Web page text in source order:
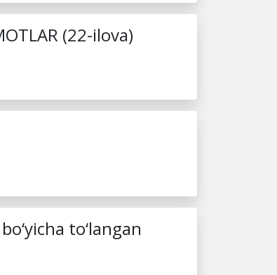
(22-ilova)
to‘langan